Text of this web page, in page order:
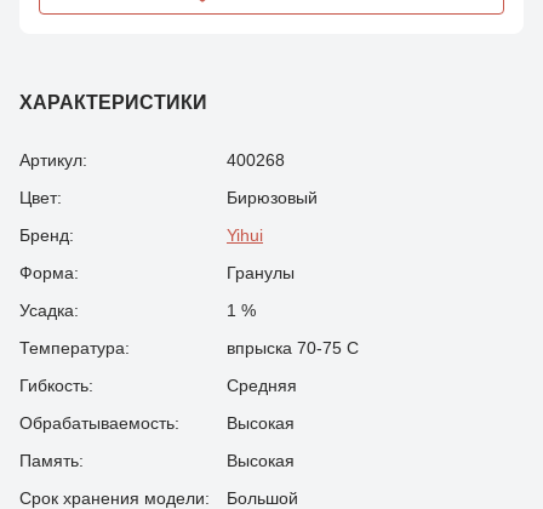
ХАРАКТЕРИСТИКИ
Артикул:
400268
Цвет:
Бирюзовый
Бренд:
Yihui
Форма:
Гранулы
Усадка:
1 %
Температура:
впрыска 70-75 С
Гибкость:
Средняя
Обрабатываемость:
Высокая
Память:
Высокая
Срок хранения модели:
Большой